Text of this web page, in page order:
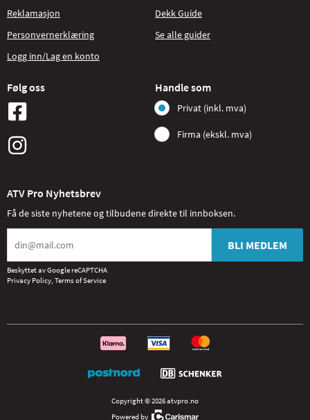
Reklamasjon
Personvernerklæring
Logg inn/Lag en konto
Dekk Guide
Se alle guider
Følg oss Handle som
Privat (inkl. mva)
Firma (ekskl. mva)
ATV Pro Nyhetsbrev
Få de siste nyhetene og tilbudene direkte til innboksen.
BLI MEDLEM
Beskyttet av Google reCAPTCHA
Privacy Policy, Terms of Service
Copyright © 2026 atvpro.no
Powered by